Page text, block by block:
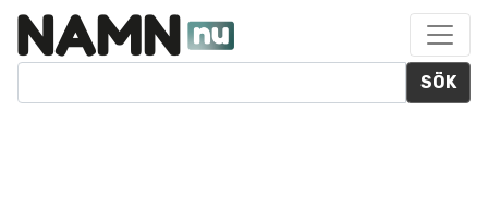
SÖK